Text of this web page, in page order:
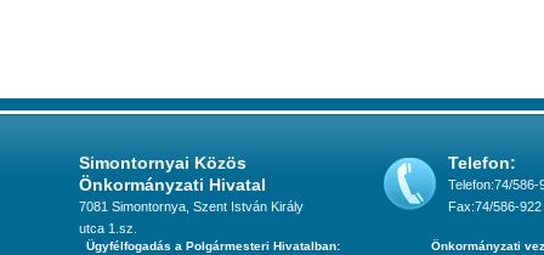
Simontornyai Közös
Önkormányzati Hivatal
7081 Simontornya, Szent István Király
utca 1.sz.
Telefon:
Telefon:74/586-
Fax:74/586-922
Ügyfélfogadás a Polgármesteri Hivatalban:
Önkormányzati